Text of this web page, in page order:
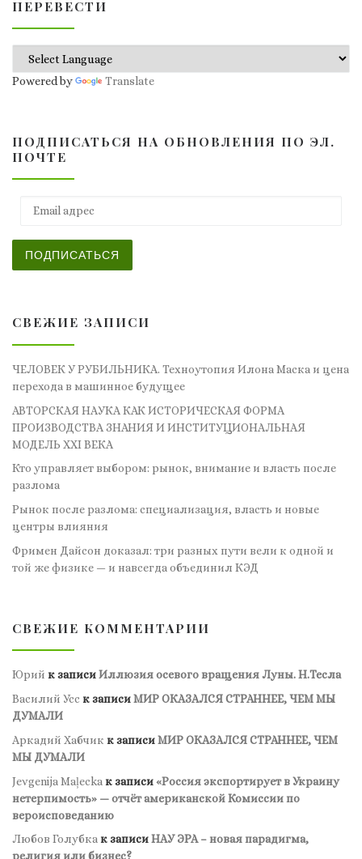
ПЕРЕВЕСТИ
Powered by Translate
ПОДПИСАТЬСЯ НА ОБНОВЛЕНИЯ ПО ЭЛ.
ПОЧТЕ
ПОДПИСАТЬСЯ
СВЕЖИЕ ЗАПИСИ
ЧЕЛОВЕК У РУБИЛЬНИКА. Техноутопия Илона Маска и цена
перехода в машинное будущее
АВТОРСКАЯ НАУКА КАК ИСТОРИЧЕСКАЯ ФОРМА
ПРОИЗВОДСТВА ЗНАНИЯ И ИНСТИТУЦИОНАЛЬНАЯ
МОДЕЛЬ XXI ВЕКА
Кто управляет выбором: рынок, внимание и власть после
разлома
Рынок после разлома: специализация, власть и новые
центры влияния
Фримен Дайсон доказал: три разных пути вели к одной и
той же физике — и навсегда объединил КЭД
СВЕЖИЕ КОММЕНТАРИИ
Юрий к записиИллюзия осевого вращения Луны. Н.Тесла
Василий Усс к записиМИР ОКАЗАЛСЯ СТРАННЕЕ, ЧЕМ МЫ
ДУМАЛИ
Аркадий Хабчик к записиМИР ОКАЗАЛСЯ СТРАННЕЕ, ЧЕМ
МЫ ДУМАЛИ
Jevgenija Maļecka к записи«Россия экспортирует в Украину
нетерпимость» — отчёт американской Комиссии по
вероисповеданию
Любов Голубкак записиНАУ ЭРА – новая парадигма,
религия или бизнес?